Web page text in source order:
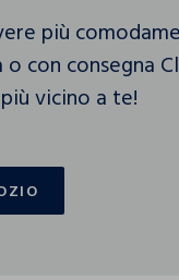
più
con consegna
vicino a te!